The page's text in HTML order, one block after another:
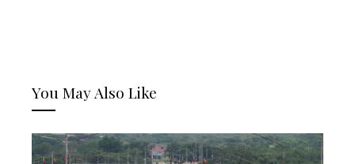
You May Also Like